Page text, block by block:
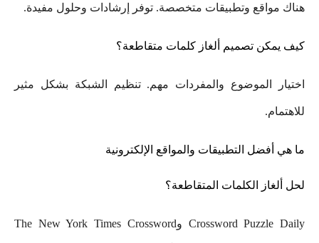
هناك مواقع وتطبيقات متخصصة. توفر إرشادات وحلول مفيدة.
كيف يمكن تصميم ألغاز كلمات متقاطعة؟
اختيار الموضوع والمفردات مهم. تنظيم الشبكة بشكل مثير
للاهتمام.
ما هي أفضل التطبيقات والمواقع الإلكترونية
لحل ألغاز الكلمات المتقاطعة؟
Crossword Puzzle Daily وThe New York Times Crossword